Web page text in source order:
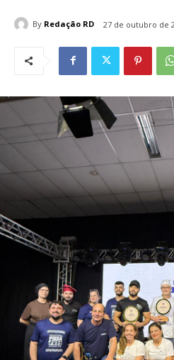
By Redação RD 27 de outubro de